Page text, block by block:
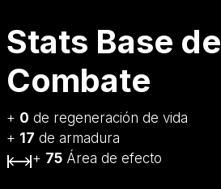
Stats Base de
Combate
+ 0 de regeneración de vida
+ 17 de armadura
+ 75 Área de efecto